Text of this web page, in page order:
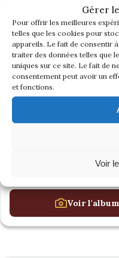
Gérer
Pour offrir les meilleures
telles que les cookies pour
appareils. Le fait de consentir
traiter des données telles que
uniques sur ce site. Le fait de
consentement peut avoir un
et fonctions.
Voir
Voir